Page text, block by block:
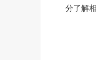
分了解